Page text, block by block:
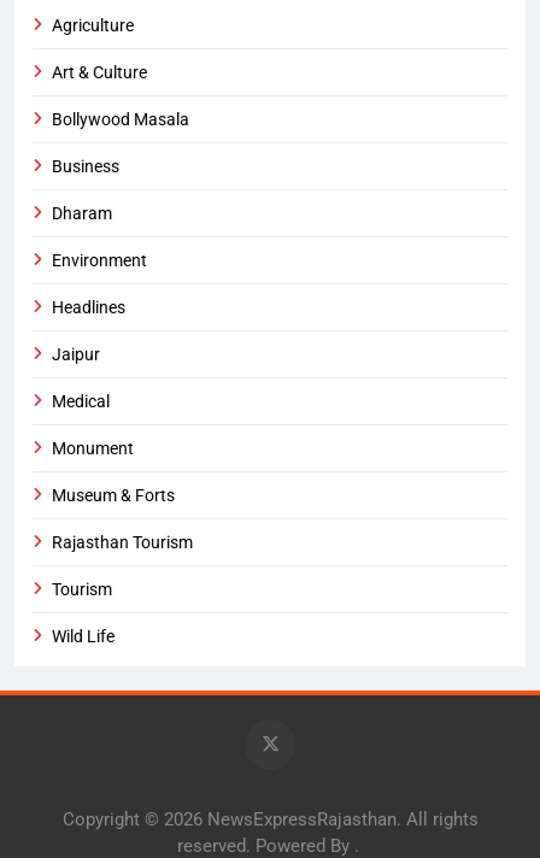
Agriculture
Art & Culture
Bollywood Masala
Business
Dharam
Environment
Headlines
Jaipur
Medical
Monument
Museum & Forts
Rajasthan Tourism
Tourism
Wild Life
Copyright © 2026 NewsExpressRajasthan. All rights
reserved. Powered By .